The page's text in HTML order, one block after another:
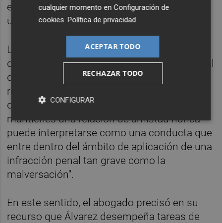
eligió por sus conocimientos y porque tenía
una relación de amistad previa con ella.
La defensa de Gómez alegó en un recurso
que presentó ante la Audiencia de Madrid --al
que tuvo accesoEuropa Press-- que "la
realización de un favor a la persona para la
que trabajas y con la que, además,
mantienes una relación de amistad nunca
puede interpretarse como una conducta que
entre dentro del ámbito de aplicación de una
infracción penal tan grave como la
malversación".
En este sentido, el abogado precisó en su
recurso que Álvarez desempeña tareas de
cualquier momento enConfiguración de
cookies.Política de privacidad
ACEPTAR TODO
RECHAZAR TODO
CONFIGURAR